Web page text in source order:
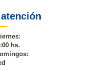
hs.